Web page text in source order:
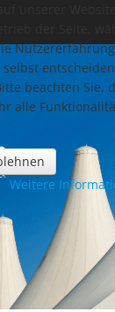
der Seite,
selbst
beachten Sie,
alle
Weitere